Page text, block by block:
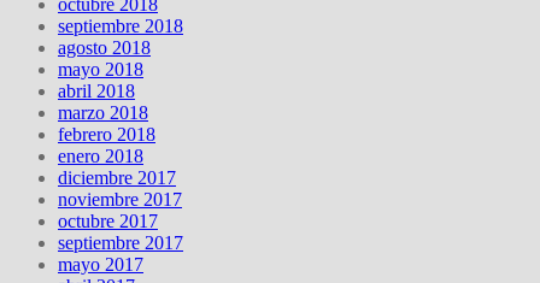
septiembre 2018
agosto 2018
mayo 2018
abril 2018
marzo 2018
febrero 2018
enero 2018
diciembre 2017
noviembre 2017
octubre 2017
septiembre 2017
mayo 2017